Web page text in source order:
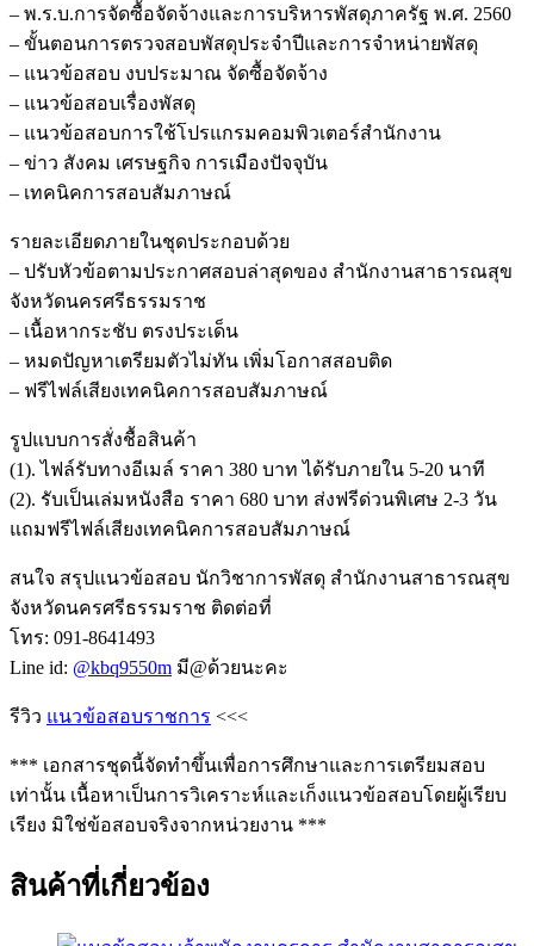
– พ.ร.บ.การจัดซื้อจัดจ้างและการบริหารพัสดุภาครัฐ พ.ศ. 2560
– ขั้นตอนการตรวจสอบพัสดุประจำปีและการจำหน่ายพัสดุ
– แนวข้อสอบ งบประมาณ จัดซื้อจัดจ้าง
– แนวข้อสอบเรื่องพัสดุ
– แนวข้อสอบการใช้โปรแกรมคอมพิวเตอร์สำนักงาน
– ข่าว สังคม เศรษฐกิจ การเมืองปัจจุบัน
– เทคนิคการสอบสัมภาษณ์
รายละเอียดภายในชุดประกอบด้วย
– ปรับหัวข้อตามประกาศสอบล่าสุดของ สำนักงานสาธารณสุข
จังหวัดนครศรีธรรมราช
– เนื้อหากระชับ ตรงประเด็น
– หมดปัญหาเตรียมตัวไม่ทัน เพิ่มโอกาสสอบติด
– ฟรีไฟล์เสียงเทคนิคการสอบสัมภาษณ์
รูปแบบการสั่งชื้อสินค้า
(1). ไฟล์รับทางอีเมล์ ราคา 380 บาท ได้รับภายใน 5-20 นาที
(2). รับเป็นเล่มหนังสือ ราคา 680 บาท ส่งฟรีด่วนพิเศษ 2-3 วัน
แถมฟรีไฟล์เสียงเทคนิคการสอบสัมภาษณ์
สนใจ สรุปแนวข้อสอบ นักวิชาการพัสดุ สำนักงานสาธารณสุข
จังหวัดนครศรีธรรมราช ติดต่อที่
โทร: 091-8641493
Line id: @kbq9550m มี@ด้วยนะคะ
รีวิว แนวข้อสอบราชการ <<<
*** เอกสารชุดนี้จัดทำขึ้นเพื่อการศึกษาและการเตรียมสอบ
เท่านั้น เนื้อหาเป็นการวิเคราะห์และเก็งแนวข้อสอบโดยผู้เรียบ
เรียง มิใช่ข้อสอบจริงจากหน่วยงาน ***
สินค้าที่เกี่ยวข้อง